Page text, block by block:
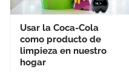
Usar la Coca-Cola
como producto de
limpieza en nuestro
hogar